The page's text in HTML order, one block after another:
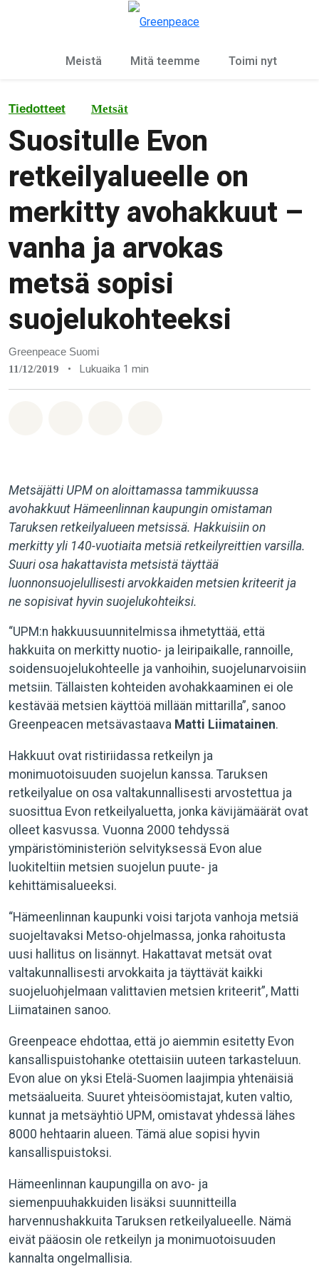
Meistä Mitä teemme Toimi nyt
Tiedotteet Metsät
Suositulle Evon
retkeilyalueelle on
merkitty avohakkuut –
vanha ja arvokas
metsä sopisi
suojelukohteeksi
Greenpeace Suomi
11/12/2019 • Lukuaika 1 min
Metsäjätti UPM on aloittamassa tammikuussa
avohakkuut Hämeenlinnan kaupungin omistaman
Taruksen retkeilyalueen metsissä. Hakkuisiin on
merkitty yli 140-vuotiaita metsiä retkeilyreittien varsilla.
Suuri osa hakattavista metsistä täyttää
luonnonsuojelullisesti arvokkaiden metsien kriteerit ja
ne sopisivat hyvin suojelukohteiksi.
“UPM:n hakkuusuunnitelmissa ihmetyttää, että
hakkuita on merkitty nuotio- ja leiripaikalle, rannoille,
soidensuojelukohteelle ja vanhoihin, suojelunarvoisiin
metsiin. Tällaisten kohteiden avohakkaaminen ei ole
kestävää metsien käyttöä millään mittarilla”, sanoo
Greenpeacen metsävastaava Matti Liimatainen.
Hakkuut ovat ristiriidassa retkeilyn ja
monimuotoisuuden suojelun kanssa. Taruksen
retkeilyalue on osa valtakunnallisesti arvostettua ja
suosittua Evon retkeilyaluetta, jonka kävijämäärät ovat
olleet kasvussa. Vuonna 2000 tehdyssä
ympäristöministeriön selvityksessä Evon alue
luokiteltiin metsien suojelun puute- ja
kehittämisalueeksi.
“Hämeenlinnan kaupunki voisi tarjota vanhoja metsiä
suojeltavaksi Metso-ohjelmassa, jonka rahoitusta
uusi hallitus on lisännyt. Hakattavat metsät ovat
valtakunnallisesti arvokkaita ja täyttävät kaikki
suojeluohjelmaan valittavien metsien kriteerit”, Matti
Liimatainen sanoo.
Greenpeace ehdottaa, että jo aiemmin esitetty Evon
kansallispuistohanke otettaisiin uuteen tarkasteluun.
Evon alue on yksi Etelä-Suomen laajimpia yhtenäisiä
metsäalueita. Suuret yhteisöomistajat, kuten valtio,
kunnat ja metsäyhtiö UPM, omistavat yhdessä lähes
8000 hehtaarin alueen. Tämä alue sopisi hyvin
kansallispuistoksi.
Hämeenlinnan kaupungilla on avo- ja
siemenpuuhakkuiden lisäksi suunnitteilla
harvennushakkuita Taruksen retkeilyalueelle. Nämä
eivät pääosin ole retkeilyn ja monimuotoisuuden
kannalta ongelmallisia.